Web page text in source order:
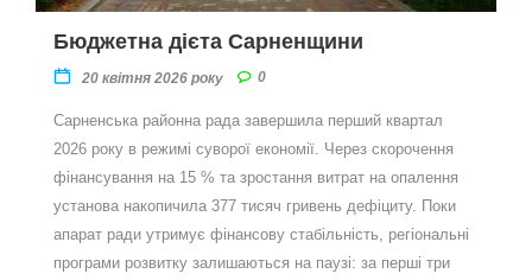
Бюджетна дієта Сарненщини
20 квітня 2026 року 0
Сарненська районна рада завершила перший квартал
2026 року в режимі суворої економії. Через скорочення
фінансування на 15 % та зростання витрат на опалення
установа накопичила 377 тисяч гривень дефіциту. Поки
апарат ради утримує фінансову стабільність, регіональні
програми розвитку залишаються на паузі: за перші три